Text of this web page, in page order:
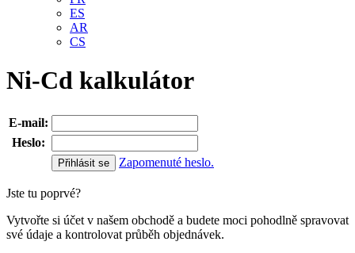
ES
AR
CS
Ni-Cd kalkulátor
E-mail:
Heslo:
Zapomenuté heslo.
Jste tu poprvé?
Vytvořte si účet v našem obchodě a budete moci pohodlně spravovat
své údaje a kontrolovat průběh objednávek.